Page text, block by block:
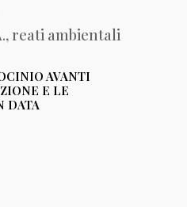
reati ambientali
AVANTI
E LE
DATA